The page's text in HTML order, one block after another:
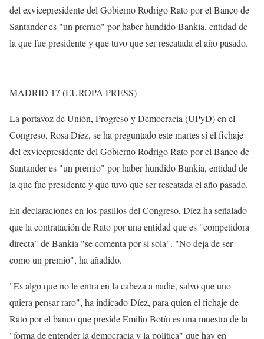
del exvicepresidente del Gobierno Rodrigo Rato por el Banco de
Santander es "un premio" por haber hundido Bankia, entidad de
la que fue presidente y que tuvo que ser rescatada el año pasado.
MADRID 17 (EUROPA PRESS)
La portavoz de Unión, Progreso y Democracia (UPyD) en el
Congreso, Rosa Díez, se ha preguntado este martes si el fichaje
del exvicepresidente del Gobierno Rodrigo Rato por el Banco de
Santander es "un premio" por haber hundido Bankia, entidad de
la que fue presidente y que tuvo que ser rescatada el año pasado.
En declaraciones en los pasillos del Congreso, Díez ha señalado
que la contratación de Rato por una entidad que es "competidora
directa" de Bankia "se comenta por sí sola". "No deja de ser
como un premio", ha añadido.
"Es algo que no le entra en la cabeza a nadie, salvo que uno
quiera pensar raro", ha indicado Díez, para quien el fichaje de
Rato por el banco que preside Emilio Botín es una muestra de la
"forma de entender la democracia y la política" que hay en